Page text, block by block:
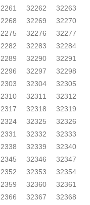
32262
32263
32269
32270
32276
32277
32283
32284
32290
32291
32297
32298
32304
32305
32311
32312
32318
32319
32325
32326
32332
32333
32339
32340
32346
32347
32353
32354
32360
32361
32367
32368